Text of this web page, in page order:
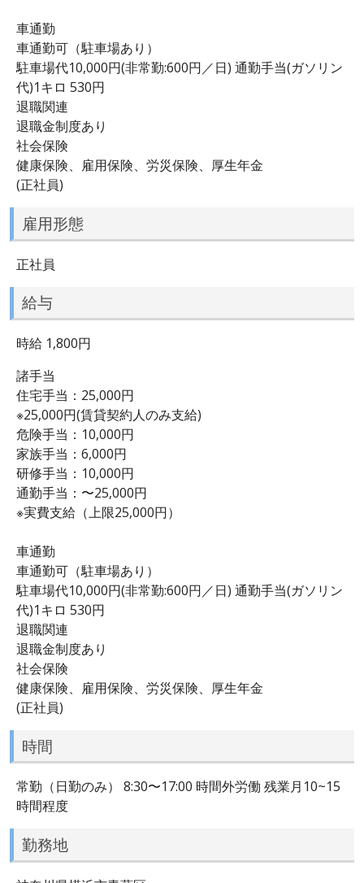
車通勤
車通勤可（駐車場あり）
駐車場代10,000円(非常勤:600円／日) 通勤手当(ガソリン
代)1キロ 530円
退職関連
退職金制度あり
社会保険
健康保険、雇用保険、労災保険、厚生年金
(正社員)
雇用形態
正社員
給与
時給 1,800円
諸手当
住宅手当：25,000円
※25,000円(賃貸契約人のみ支給)
危険手当：10,000円
家族手当：6,000円
研修手当：10,000円
通勤手当：〜25,000円
※実費支給（上限25,000円）
車通勤
車通勤可（駐車場あり）
駐車場代10,000円(非常勤:600円／日) 通勤手当(ガソリン
代)1キロ 530円
退職関連
退職金制度あり
社会保険
健康保険、雇用保険、労災保険、厚生年金
(正社員)
時間
常勤（日勤のみ） 8:30〜17:00 時間外労働 残業月10~15
時間程度
勤務地